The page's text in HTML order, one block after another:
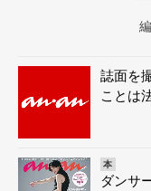
誌面を
ことは
本
ダンサ